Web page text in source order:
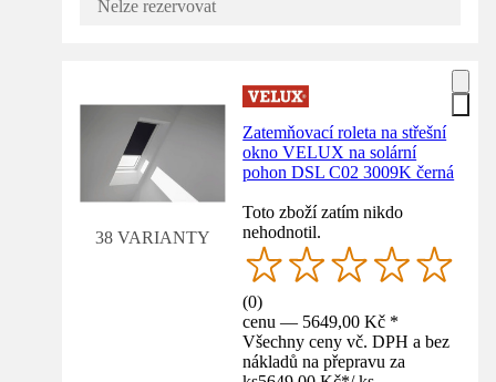
Nelze rezervovat
38 VARIANTY
Zatemňovací roleta na střešní
okno VELUX na solární
pohon DSL C02 3009K černá
Toto zboží zatím nikdo
nehodnotil.
(0)
cenu — 5649,00 Kč *
Všechny ceny vč. DPH a bez
nákladů na přepravu za